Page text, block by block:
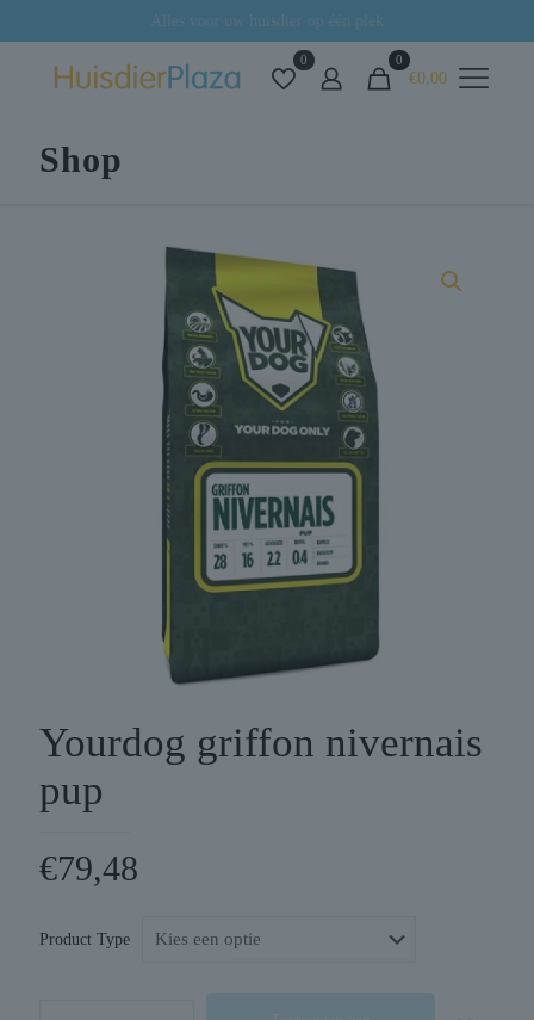
Alles voor uw huisdier op één plek
0 0
€0,00
Shop
Yourdog griffon nivernais
pup
€79,48
Product Type